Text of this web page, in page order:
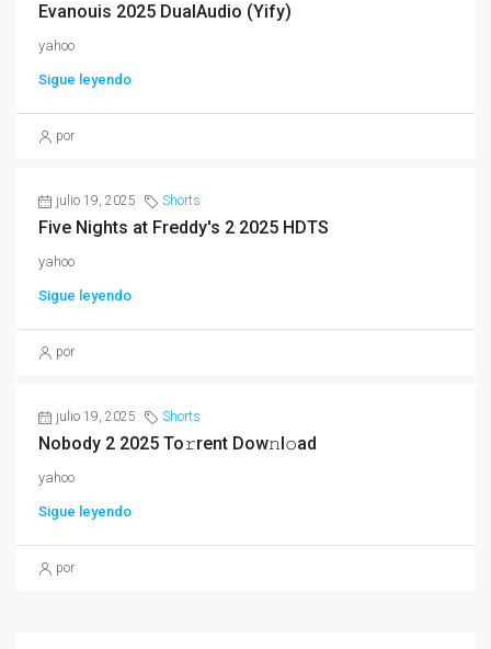
Evanouis 2025 DualAudio (Yify)
yahoo
Sigue leyendo
por
julio 19, 2025 Shorts
Five Nights at Freddy's 2 2025 HDTS
yahoo
Sigue leyendo
por
julio 19, 2025 Shorts
Nobody 2 2025 To𝚛rent Dow𝚗l𝚘ad
yahoo
Sigue leyendo
por